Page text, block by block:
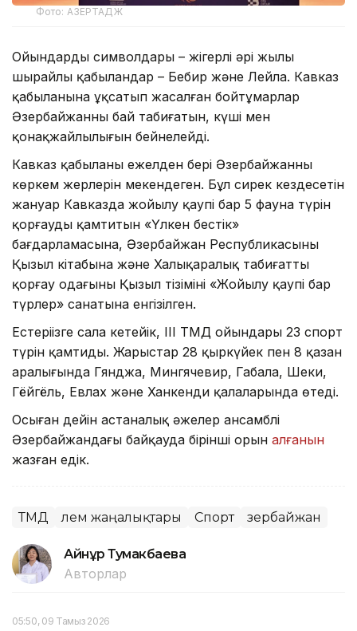
Фото: АЗЕРТАДЖ
Ойындардың символдары – жігерлі әрі жылы
шырайлы қабыландар – Бебир және Лейла. Кавказ
қабыланына ұқсатып жасалған бойтұмарлар
Әзербайжанның бай табиғатын, күші мен
қонақжайлылығын бейнелейді.
Кавказ қабыланы ежелден бері Әзербайжанның
көркем жерлерін мекендеген. Бұл сирек кездесетін
жануар Кавказда жойылу қаупі бар 5 фауна түрін
қорғауды қамтитын «Үлкен бестік»
бағдарламасына, Әзербайжан Республикасының
Қызыл кітабына және Халықаралық табиғатты
қорғау одағының Қызыл тізімінің «Жойылу қаупі бар
түрлер» санатына енгізілген.
Естеріңізге сала кетейік, III ТМД ойындары 23 спорт
түрін қамтиды. Жарыстар 28 қыркүйек пен 8 қазан
аралығында Гянджа, Мингячевир, Габала, Шеки,
Гёйгёль, Евлах және Ханкенди қалаларында өтеді.
Осыған дейін астаналық әжелер ансамблі
Әзербайжандағы байқауда бірінші орын алғанын
жазған едік.
ТМД Әлем жаңалықтары Спорт Әзербайжан
Айнұр Тумакбаева
Авторлар
05:50, 09 Тамыз 2026